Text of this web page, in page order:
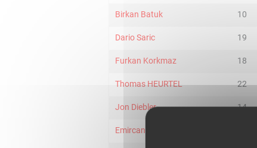
Birkan Batuk 10
Dario Saric 19
Furkan Korkmaz 18
Thomas HEURTEL 22
Jon Diebler 14
Emircan Kosut